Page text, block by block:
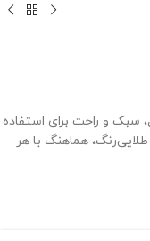
سبک و راحت برای استفاده
هماهنگ با هر